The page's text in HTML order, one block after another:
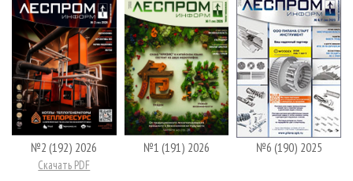
№2 (192) 2026
Скачать PDF
№1 (191) 2026 №6 (190) 2025